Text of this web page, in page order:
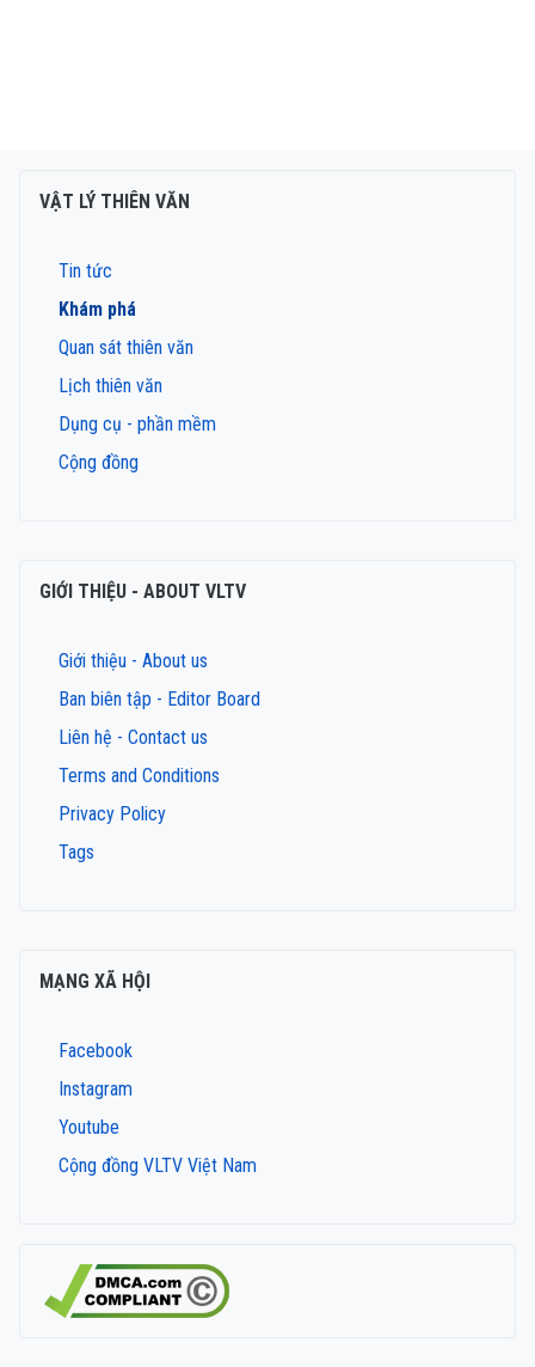
VẬT LÝ THIÊN VĂN
Tin tức
Khám phá
Quan sát thiên văn
Lịch thiên văn
Dụng cụ - phần mềm
Cộng đồng
GIỚI THIỆU - ABOUT VLTV
Giới thiệu - About us
Ban biên tập - Editor Board
Liên hệ - Contact us
Terms and Conditions
Privacy Policy
Tags
MẠNG XÃ HỘI
Facebook
Instagram
Youtube
Cộng đồng VLTV Việt Nam